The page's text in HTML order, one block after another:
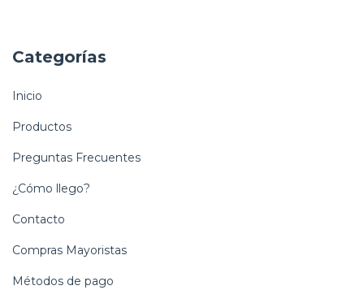
Categorías
Inicio
Productos
Preguntas Frecuentes
¿Cómo llego?
Contacto
Compras Mayoristas
Métodos de pago